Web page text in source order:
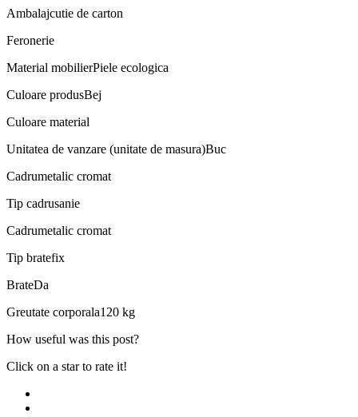
Ambalajcutie de carton
Feronerie
Material mobilierPiele ecologica
Culoare produsBej
Culoare material
Unitatea de vanzare (unitate de masura)Buc
Cadrumetalic cromat
Tip cadrusanie
Cadrumetalic cromat
Tip bratefix
BrateDa
Greutate corporala120 kg
How useful was this post?
Click on a star to rate it!